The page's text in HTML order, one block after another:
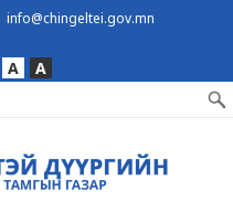
info@chingeltei.gov.mn
A A